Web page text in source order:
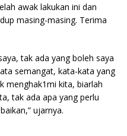
awak lakukan ini dan
masing-masing. Terima
tak ada yang boleh saya
semangat, kata-kata yang
menghak1mi kita, biarlah
tak ada apa yang perlu
ujarnya.